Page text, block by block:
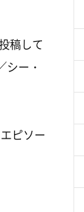
稿して
ー・
ピソー